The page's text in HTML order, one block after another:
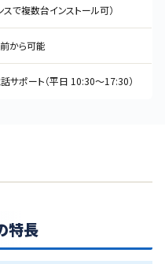
スで複数台インストール可）
から可能
サポート（平日 10:30〜17:30）
特長